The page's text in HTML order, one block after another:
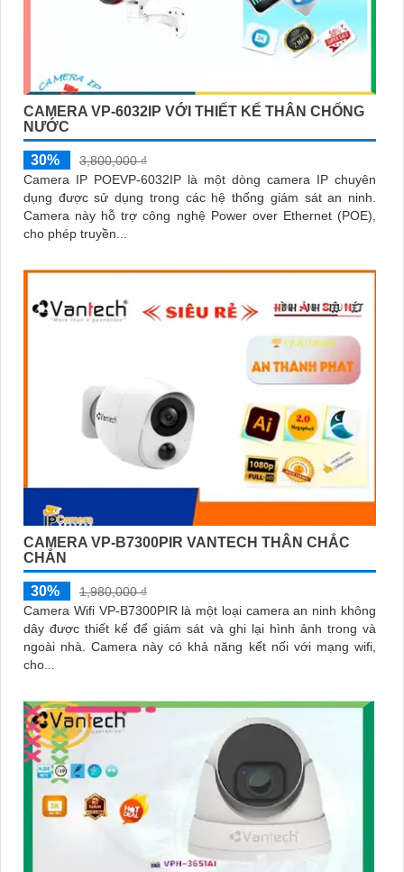
CAMERA VP-6032IP VỚI THIẾT KẾ THÂN CHỐNG
NƯỚC
30%
3,800,000 ₫
Camera IP POEVP-6032IP là một dòng camera IP chuyên
dụng được sử dụng trong các hệ thống giám sát an ninh.
Camera này hỗ trợ công nghệ Power over Ethernet (POE),
cho phép truyền...
CAMERA VP-B7300PIR VANTECH THÂN CHẮC
CHẮN
30%
1,980,000 ₫
Camera Wifi VP-B7300PIR là một loại camera an ninh không
dây được thiết kế để giám sát và ghi lại hình ảnh trong và
ngoài nhà. Camera này có khả năng kết nối với mạng wifi,
cho...